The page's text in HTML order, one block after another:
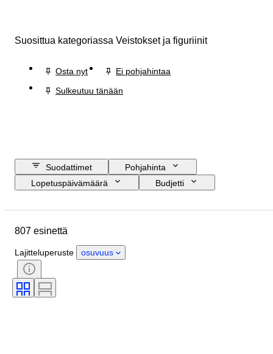
Suosittua kategoriassa Veistokset ja figuriinit
Osta nyt
Ei pohjahintaa
Sulkeutuu tänään
Suodattimet
Pohjahinta
Lopetuspäivämäärä
Budjetti
Materiaali
Sertifiointi
Tyylisuuntaus
Väri
Myyjä
807 esinettä
Lajitteluperuste osuvuus